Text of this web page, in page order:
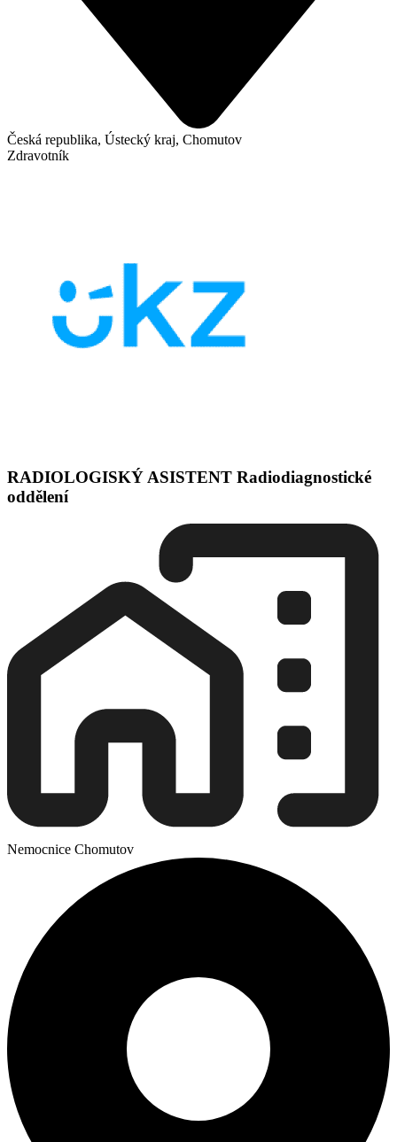
Česká republika, Ústecký kraj, Chomutov
Zdravotník
RADIOLOGISKÝ ASISTENT Radiodiagnostické
oddělení
Nemocnice Chomutov